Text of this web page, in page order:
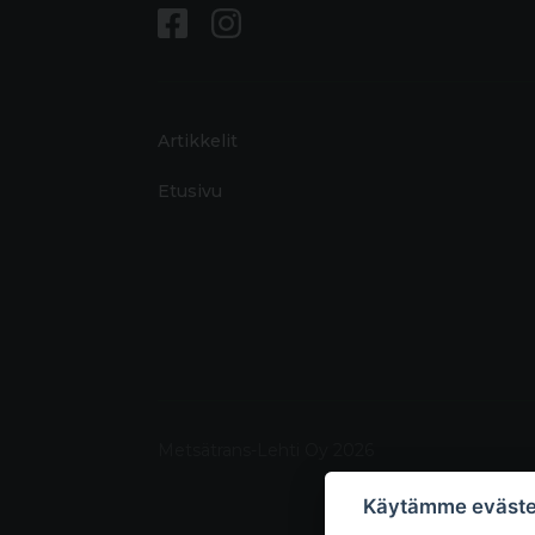
Artikkelit
Etusivu
Käytämme